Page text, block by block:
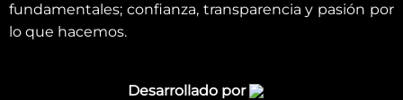
fundamentales; confianza, transparencia y pasión por
lo que hacemos.
Desarrollado por